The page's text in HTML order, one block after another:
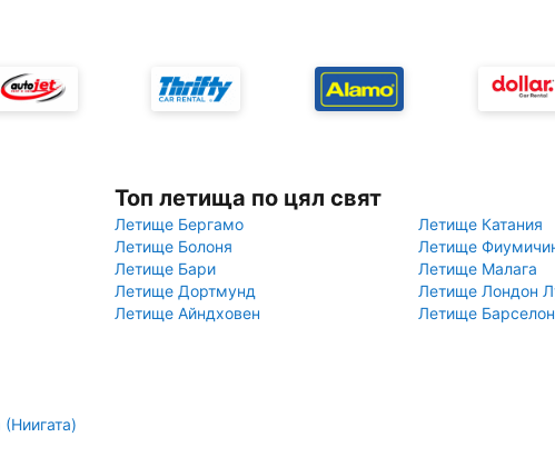
Топ летища по цял свят
Летище Бергамо
Летище Катания
Летище Болоня
Летище
Летище Бари
Летище Малага
Летище Дортмунд
Летище Лондон
Летище Айндховен
Летище